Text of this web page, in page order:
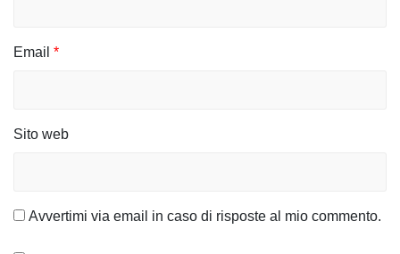
i
Email *
Sito web
Avvertimi via email in caso di risposte al mio commento.